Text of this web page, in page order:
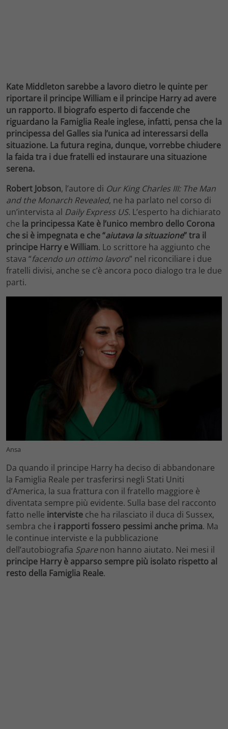
Kate Middleton sarebbe a lavoro dietro le quinte per
riportare il principe William e il principe Harry ad avere
un rapporto. Il biografo esperto di faccende che
riguardano la Famiglia Reale inglese, infatti, pensa che la
principessa del Galles sia l’unica ad interessarsi della
situazione. La futura regina, dunque, vorrebbe chiudere
la faida tra i due fratelli ed instaurare una situazione
serena.
Robert Jobson, l’autore di Our King Charles III: The Man
and the Monarch Revealed, ne ha parlato nel corso di
un’intervista al Daily Express US. L’esperto ha dichiarato
che la principessa Kate è l’unico membro dello Corona
che si è impegnata e che “aiutava la situazione” tra il
principe Harry eWilliam. Lo scrittore ha aggiunto che
stava “facendo un ottimo lavoro” nel riconciliare i due
fratelli divisi, anche se c’è ancora poco dialogo tra le due
parti.
Ansa
Da quando il principe Harry ha deciso di abbandonare
la Famiglia Reale per trasferirsi negli Stati Uniti
d’America, la sua frattura con il fratello maggiore è
diventata sempre più evidente. Sulla base del racconto
fatto nelle interviste che ha rilasciato il duca di Sussex,
sembra che i rapporti fossero pessimi anche prima. Ma
le continue interviste e la pubblicazione
dell’autobiografia Sparenon hanno aiutato. Nei mesi il
principe Harry è apparso sempre più isolato rispetto al
resto della Famiglia Reale.